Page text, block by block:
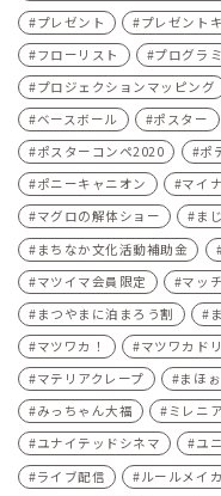
プレゼント
プレゼント
フローリスト
プログラ
プロジェクションマッピング
ベースボール
ポスター
ポスターコンペ2020
ポ
ポニーキャニオン
マイ
マグロの解体ショー
ま
まちなか文化活動補助金
マツイマ会員限定
マッ
まつやまに泊まろう割
マツワカ！
マツワカド
マテリアクレープ
まほ
みっちゃん大福
ミレニ
ユナイテッドシネマ
ユ
ライブ配信
ルールメイ